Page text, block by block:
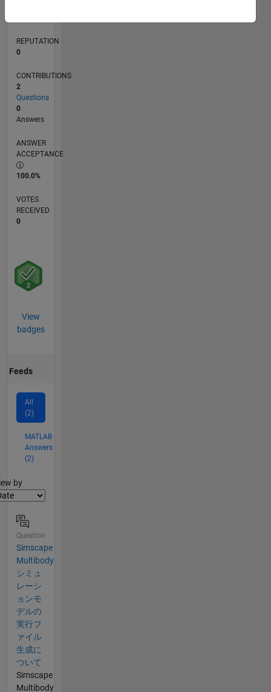
REPUTATION
0
CONTRIBUTIONS
2
Questions
0
Answers
ANSWER
ACCEPTANCE
100.0%
VOTES
RECEIVED
0
View
badges
Feeds
All
(2)
MATLAB
Answers
(2)
by
Question
Simscape
Multibody
シミュ
レーシ
ョンモ
デルの
実行フ
ァイル
生成に
ついて
Simscape
Multibody